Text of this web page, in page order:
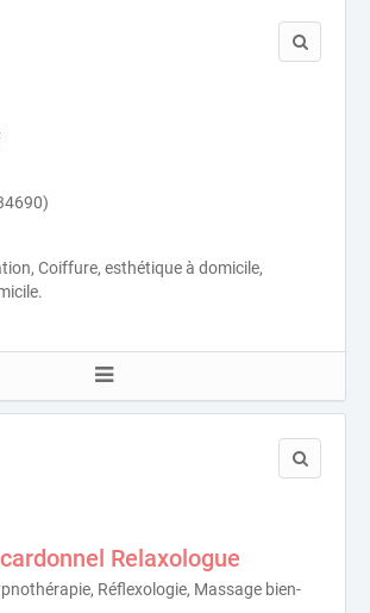
Coiffure, esthétique à domicile,
Relaxologue
Réflexologie, Massage bien-